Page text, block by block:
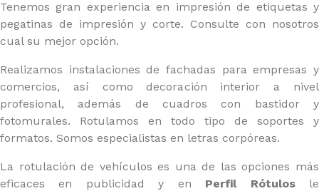
Tenemos gran experiencia en impresión de etiquetas y
pegatinas de impresión y corte. Consulte con nosotros
cual su mejor opción.
Realizamos instalaciones de fachadas para empresas y
comercios, así como decoración interior a nivel
profesional, además de cuadros con bastidor y
fotomurales. Rotulamos en todo tipo de soportes y
formatos. Somos especialistas en letras corpóreas.
La rotulación de vehículos es una de las opciones más
eficaces en publicidad y en Perfil Rótulosle